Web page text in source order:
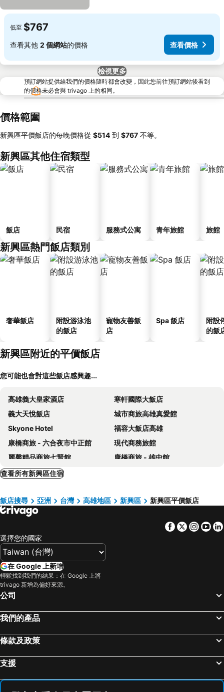
低至 $767
查看其他 2 個網站的價格 查看價格
檢視更多
預訂網站提供給我們的價格隨時都會改變，因此您前往預訂網站後看到
的價格未必會與 trivago 上的相同。
價格範圍
新興區平價飯店的每晚價格從 ‎$514 到 ‎$767 不等。
新興區其他住宿類型
飯店 民宿 服務式公寓 青年旅館 旅館
新興區熱門飯店類別
奢華飯店
附設游泳池
的飯店
寵物友善飯
店
Spa 飯店
附設
的飯
新興區附近的平價飯店
您可能也會對這些飯店感興趣...
高雄義大皇家酒店
寒軒國際大飯店
義大天悅飯店
城市商旅高雄真愛館
Skyone Hotel
福容大飯店高雄
康橋商旅 - 六合夜市中正館
現代商務旅館
麗馨精品商旅七賢館
康橋商旅 - 雄中館
Harbour 10 Hotel
德立莊 - 高雄博愛館
Watermark Hotel-The Harbour
中央飯店
河堤國際商旅
高雄旗津道沙灘酒店
高雄商旅
和逸飯店高雄中山館
巨蛋旅店
喜迎旅店
康橋商旅五甲館 Kindness Wu Jia
國眾大飯店
查看所有新興區住宿
飯店搜尋 亞洲 台灣 高雄地區 新興區 新興區平價飯店
Facebook
Twitter
選擇您的國家
在 Google 上新增
輕鬆找到我們的結果：在 Google 上將
trivago 新增為偏好來源。
公司
我們的產品
條款及政策
支援